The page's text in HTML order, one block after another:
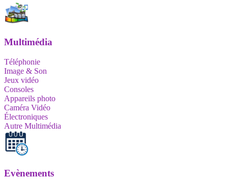
Multimédia
Téléphonie
Image & Son
Jeux vidéo
Consoles
Appareils photo
Caméra Vidéo
Électroniques
Autre Multimédia
Evènements